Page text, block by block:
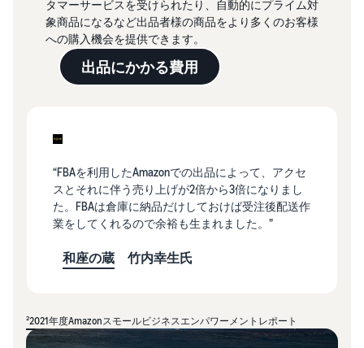
タマーサービスを受けられたり、自動的にプライム対
象商品になるなど出品者様の商品をより多くのお客様
への購入機会を提供できます。
出品にかかる費用
“FBAを利用したAmazonでの出品によって、アクセ
スとそれに伴う売り上げが2倍から3倍になりまし
た。FBAは倉庫に納品だけしておけば受注後配送作
業をしてくれるので余裕も生まれました。”
和座の蔵 竹内幸生氏
²2021年度Amazonスモールビジネスエンパワーメントレポート